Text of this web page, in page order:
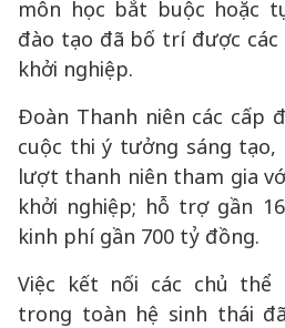
môn học bắt buộc hoặc
đào tạo đã bố trí được các
khởi nghiệp.
Đoàn Thanh niên các cấp
cuộc thi ý tưởng sáng tạo,
lượt thanh niên tham gia
khởi nghiệp; hỗ trợ gần
kinh phí gần 700 tỷ đồng.
Việc kết nối các chủ
trong toàn hệ sinh thái